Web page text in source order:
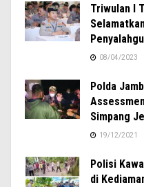
Triwulan I
08/04/2023
Polda
Simpang
19/12/2021
Polisi
di